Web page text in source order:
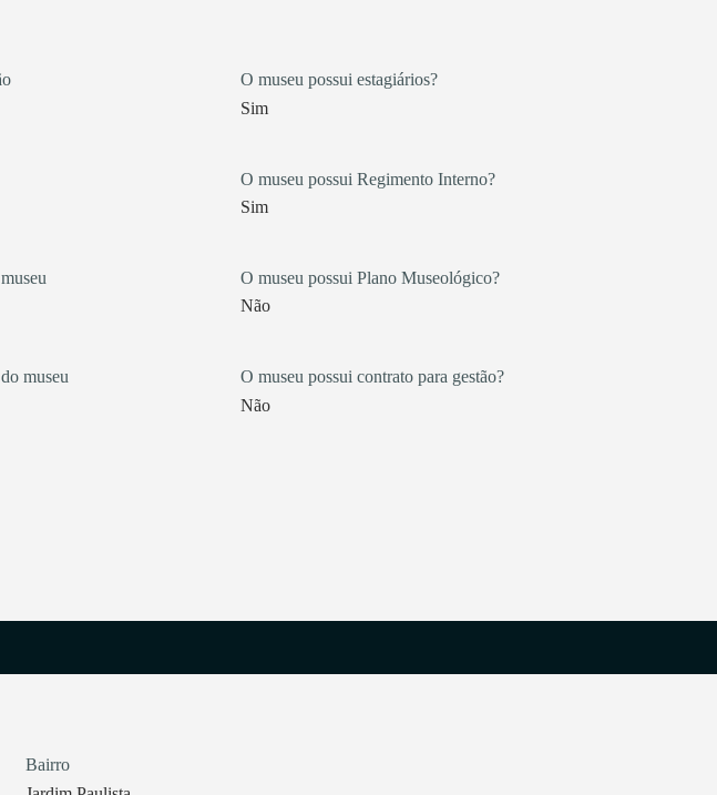
museu
O museu possui estagiários?
Sim
O museu possui Regimento Interno?
Sim
O museu possui Plano Museológico?
Não
O museu possui contrato para gestão?
Não
Bairro